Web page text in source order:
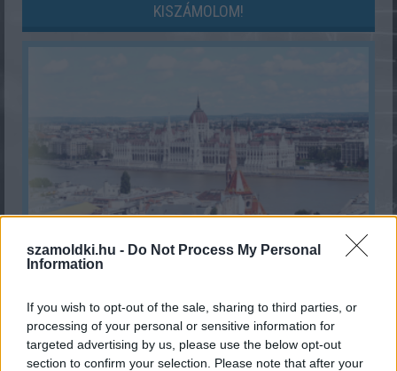
szamoldki.hu - Do Not Process My Personal
Information
If you wish to opt-out of the sale, sharing to third parties, or
processing of your personal or sensitive information for
targeted advertising by us, please use the below opt-out
section to confirm your selection. Please note that after your
KISZÁMOLOM!
Mennyit tudsz Budapestről?